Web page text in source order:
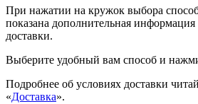
При нажатии на кружок выбора
показана дополнительная
доставки.
Выберите удобный вам способ и
Подробнее об условиях доставки
«Доставка».